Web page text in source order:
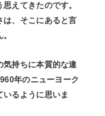
えてきたのです。
は、そこにあると言
気持ちに本質的な違
年のニューヨーク
いるように思いま